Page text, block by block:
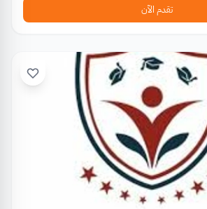
تقدم الآن